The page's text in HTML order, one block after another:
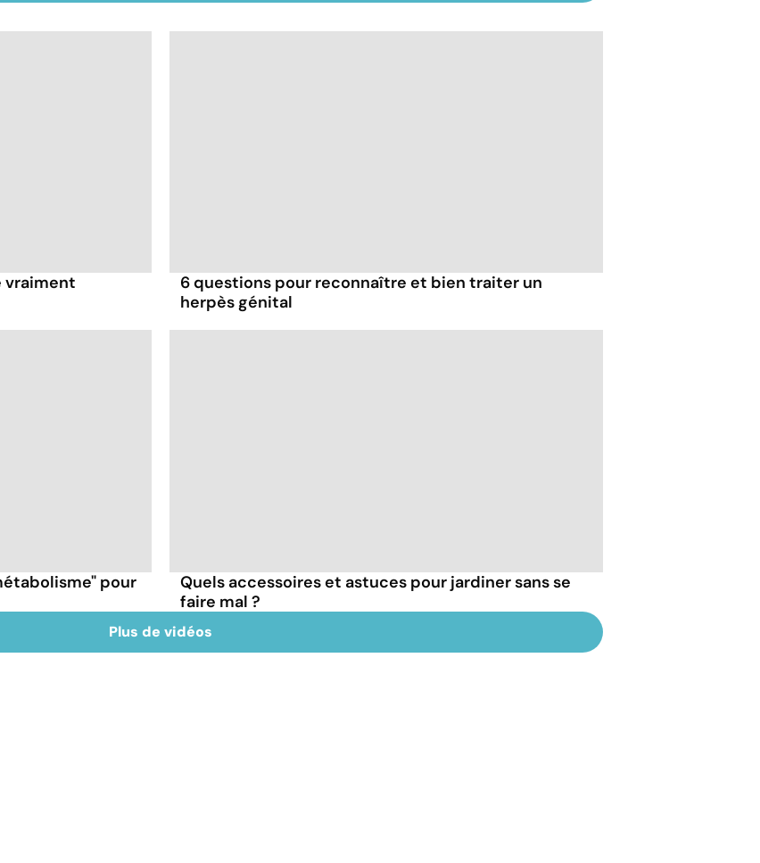
vraiment
6 questions pour reconnaître et bien traiter un
herpès génital
pour
Quels accessoires et astuces pour jardiner sans se
faire mal ?
Plus de vidéos